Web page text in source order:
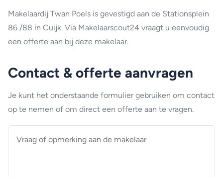
Makelaardij Twan Poels is gevestigd aan de Stationsplein
86 /88 in Cuijk. Via Makelaarscout24 vraagt u eenvoudig
een offerte aan bij deze makelaar.
Contact & offerte aanvragen
Je kunt het onderstaande formulier gebruiken om contact
op te nemen of om direct een offerte aan te vragen.